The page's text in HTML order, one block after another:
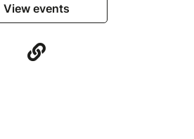
View events